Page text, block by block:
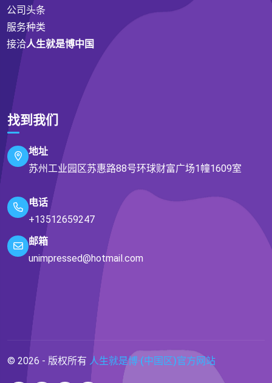
公司头条
服务种类
接洽人生就是博中国
找到我们
地址
苏州工业园区苏惠路88号环球财富广场1幢1609室
电话
+13512659247
邮箱
unimpressed@hotmail.com
© 2026 - 版权所有 人生就是博·(中国区)官方网站